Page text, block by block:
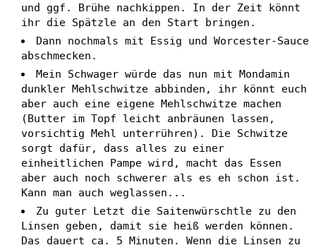
und ggf. Brühe nachkippen. In der Zeit könnt
ihr die Spätzle an den Start bringen.
Dann nochmals mit Essig und Worcester-Sauce
abschmecken.
Mein Schwager würde das nun mit Mondamin
dunkler Mehlschwitze abbinden, ihr könnt euch
aber auch eine eigene Mehlschwitze machen
(Butter im Topf leicht anbräunen lassen,
vorsichtig Mehl unterrühren). Die Schwitze
sorgt dafür, dass alles zu einer
einheitlichen Pampe wird, macht das Essen
aber auch noch schwerer als es eh schon ist.
Kann man auch weglassen...
Zu guter Letzt die Saitenwürschtle zu den
Linsen geben, damit sie heiß werden können.
Das dauert ca. 5 Minuten. Wenn die Linsen zu